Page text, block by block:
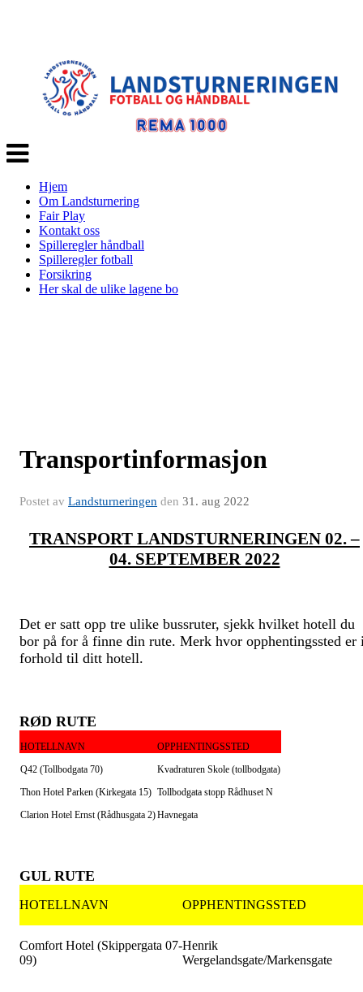
Veksle
navigasjon
Hjem
Om Landsturnering
Fair Play
Kontakt oss
Spilleregler håndball
Spilleregler fotball
Forsikring
Her skal de ulike lagene bo
Transportinformasjon
Postet av Landsturneringen den 31. aug 2022
TRANSPORT LANDSTURNERINGEN 02. –
04. SEPTEMBER 2022
Det er satt opp tre ulike bussruter, sjekk hvilket hotell du
bor på for å finne din rute. Merk hvor opphentingssted er
forhold til ditt hotell.
RØD RUTE
HOTELLNAVN
OPPHENTINGSSTED
Q42 (Tollbodgata 70)
Kvadraturen Skole (tollbodgata)
Thon Hotel Parken (Kirkegata 15) Tollbodgata stopp Rådhuset N
Clarion Hotel Ernst(Rådhusgata 2)Havnegata
GUL RUTE
HOTELLNAVN OPPHENTINGSSTED
Comfort Hotel (Skippergata 07-
09)
Henrik
Wergelandsgate/Markensgate